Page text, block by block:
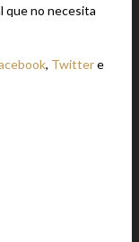
que no necesita
, Twittere